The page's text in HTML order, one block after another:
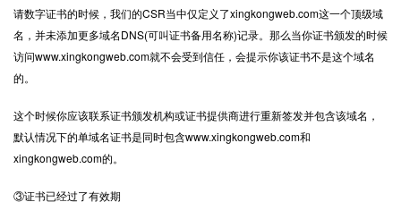
请数字证书的时候，我们的CSR当中仅定义了xingkongweb.com这一个顶级域
名，并未添加更多域名DNS(可叫证书备用名称)记录。那么当你证书颁发的时候
访问www.xingkongweb.com就不会受到信任，会提示你该证书不是这个域名
的。
这个时候你应该联系证书颁发机构或证书提供商进行重新签发并包含该域名，
默认情况下的单域名证书是同时包含www.xingkongweb.com和
xingkongweb.com的。
③证书已经过了有效期